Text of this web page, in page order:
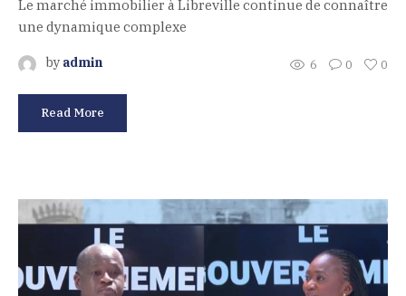
Le marché immobilier à Libreville continue de connaître
une dynamique complexe
by admin 6 0 0
Read More